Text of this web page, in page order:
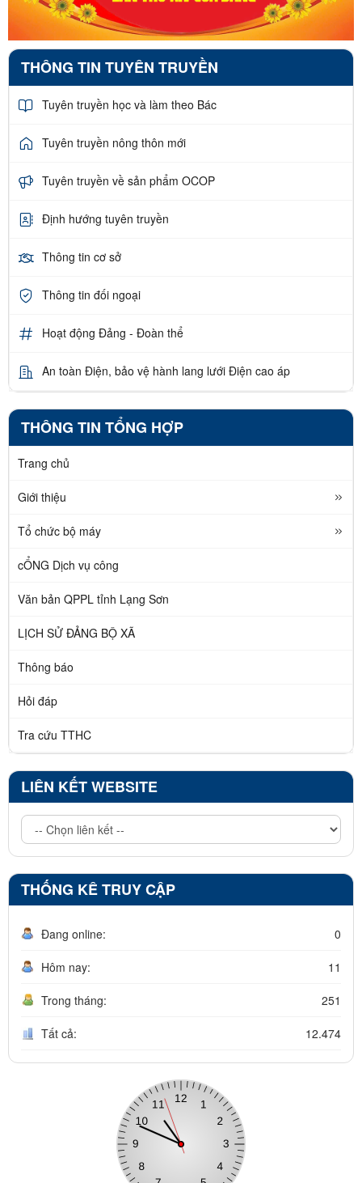
THÔNG TIN TUYÊN TRUYỀN
Tuyên truyền học và làm theo Bác
Tuyên truyền nông thôn mới
Tuyên truyền về sản phẩm OCOP
Định hướng tuyên truyền
Thông tin cơ sở
Thông tin đối ngoại
Hoạt động Đảng - Đoàn thể
An toàn Điện, bảo vệ hành lang lưới Điện cao áp
THÔNG TIN TỔNG HỢP
Trang chủ
Giới thiệu
Tổ chức bộ máy
cỔNG Dịch vụ công
Văn bản QPPL tỉnh Lạng Sơn
LỊCH SỬ ĐẢNG BỘ XÃ
Thông báo
Hỏi đáp
Tra cứu TTHC
LIÊN KẾT WEBSITE
THỐNG KÊ TRUY CẬP
Đang online: 0
Hôm nay: 11
Trong tháng: 251
Tất cả: 12.474